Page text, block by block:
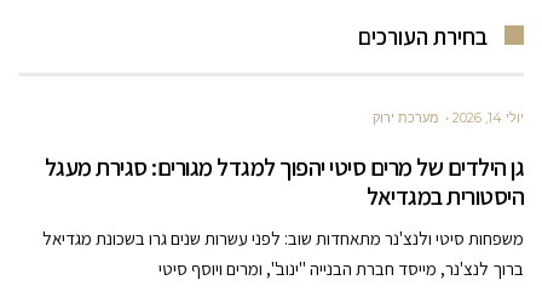
בחירת העורכים
יולי 14, 2026 מערכת ירוק
גן הילדים של מרים סיטי יהפוך למגדל מגורים: סגירת מעגל
היסטורית במגדיאל
משפחות סיטי ולנצ'נר מתאחדות שוב: לפני עשרות שנים גרו בשכונת מגדיאל
ברוך לנצ'נר, מייסד חברת הבנייה "ינוב", ומרים ויוסף סיטי